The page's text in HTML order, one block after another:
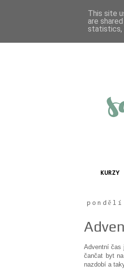
KURZY
Adventní čas
čančat byt
nazdobí a
This site
are
statistics,